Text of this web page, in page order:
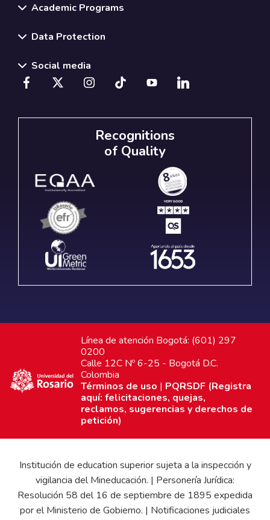
Academic Programs
Data Protection
Social media
Recognitions
of Quality
Línea de atención Bogotá: (601) 297
0200
Calle 12C Nº 6-25 - Bogotá D.C.
Colombia
Términos de uso | PQRSDF (Registra
aquí: felicitaciones, quejas,
reclamos, sugerencias y derechos de
petición)
Institución de education superior sujeta a la inspección y
vigilancia del Mineducación. | Personería Jurídica:
Resolución 58 del 16 de septiembre de 1895 expedida
por el Ministerio de Gobierno. | Notificaciones judiciales